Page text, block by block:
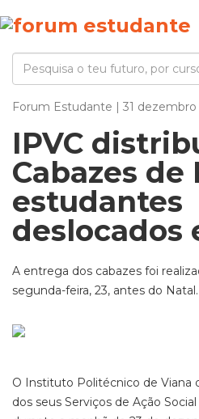
Forum Estudante | 31
IPVC
Cabazes de
estudantes
deslocados
A entrega dos cabazes foi
segunda-feira, 23, antes do Natal.
O Instituto Politécnico de Viana
dos seus Serviços de Ação